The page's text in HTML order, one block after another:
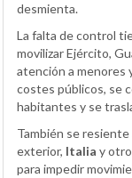
desmienta.
La falta de control
movilizar Ejército,
atención a menores
costes públicos, se
habitantes y se
También se resiente
exterior, Italia y
para impedir